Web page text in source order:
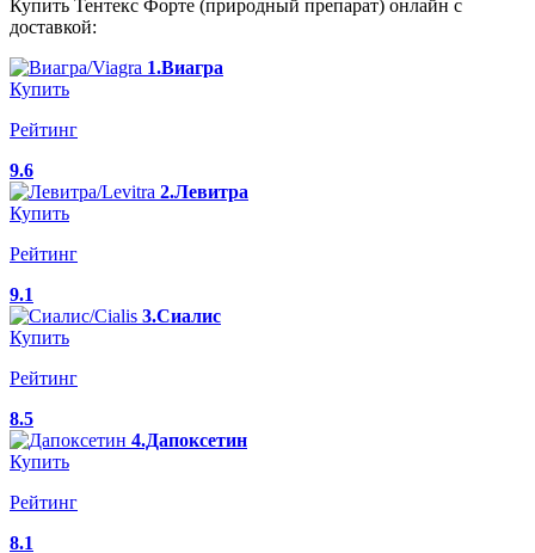
Купить Тентекс Форте (природный препарат) онлайн с
доставкой:
1.Виагра
Купить
Рейтинг
9.6
2.Левитра
Купить
Рейтинг
9.1
3.Сиалис
Купить
Рейтинг
8.5
4.Дапоксетин
Купить
Рейтинг
8.1